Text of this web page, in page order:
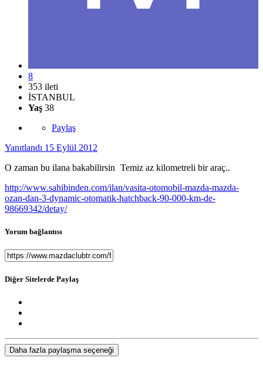
8
353 ileti
İSTANBUL
Yaş 38
Paylaş
Yanıtlandı 15 Eylül 2012
O zaman bu ilana bakabilirsin Temiz az kilometreli bir araç..
http://www.sahibinden.com/ilan/vasita-otomobil-mazda-mazda-
ozan-dan-3-dynamic-otomatik-hatchback-90-000-km-de-
98669342/detay/
Yorum bağlantısı
Diğer Sitelerde Paylaş
Daha fazla paylaşma seçeneği